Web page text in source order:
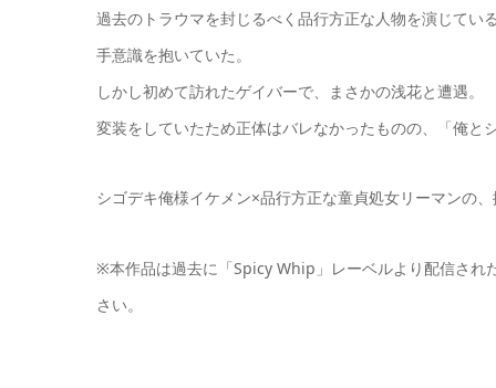
過去のトラウマを封じるべく品行方正な人物を演じて
手意識を抱いていた。
しかし初めて訪れたゲイバーで、まさかの浅花と遭遇。
変装をしていたため正体はバレなかったものの、「俺と
シゴデキ俺様イケメン×品行方正な童貞処女リーマンの
※本作品は過去に「Spicy Whip」レーベルより配信され
さい。